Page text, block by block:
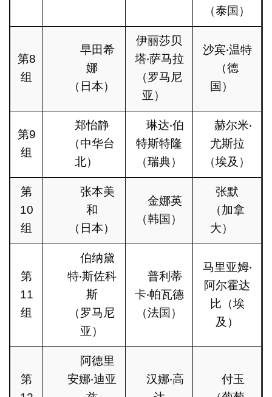
（泰国）
第8
组
早田希
娜
（日本）
伊丽莎贝
塔‧萨马拉
（罗马尼
亚）
沙宾‧温特
（德
国）
第9
组
郑怡静
（中华台
北）
琳达‧伯
特斯特隆
（瑞典）
赫尔米‧
尤斯拉
（埃及）
第
10
组
张本美
和
（日本）
金娜英
（韩国）
张默
（加拿
大）
第
11
组
伯纳黛
特‧斯佐科
斯
（罗马尼
亚）
普利蒂
卡‧帕瓦德
（法国）
马里亚姆‧
阿尔霍达
比（埃
及）
第
阿德里
安娜‧迪亚
汉娜‧高
付玉